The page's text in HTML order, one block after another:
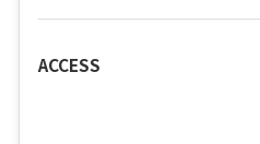
ACCESS